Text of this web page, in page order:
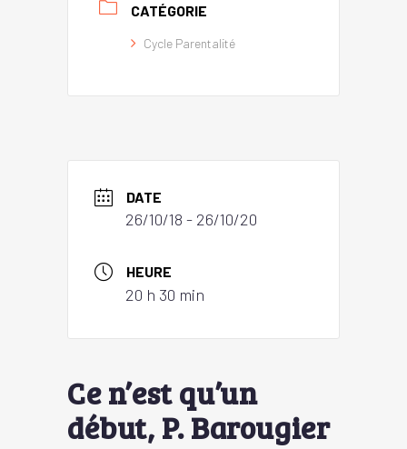
CATÉGORIE
Cycle Parentalité
DATE
26/10/18 - 26/10/20
HEURE
20 h 30 min
Ce n’est qu’un
début, P. Barougier